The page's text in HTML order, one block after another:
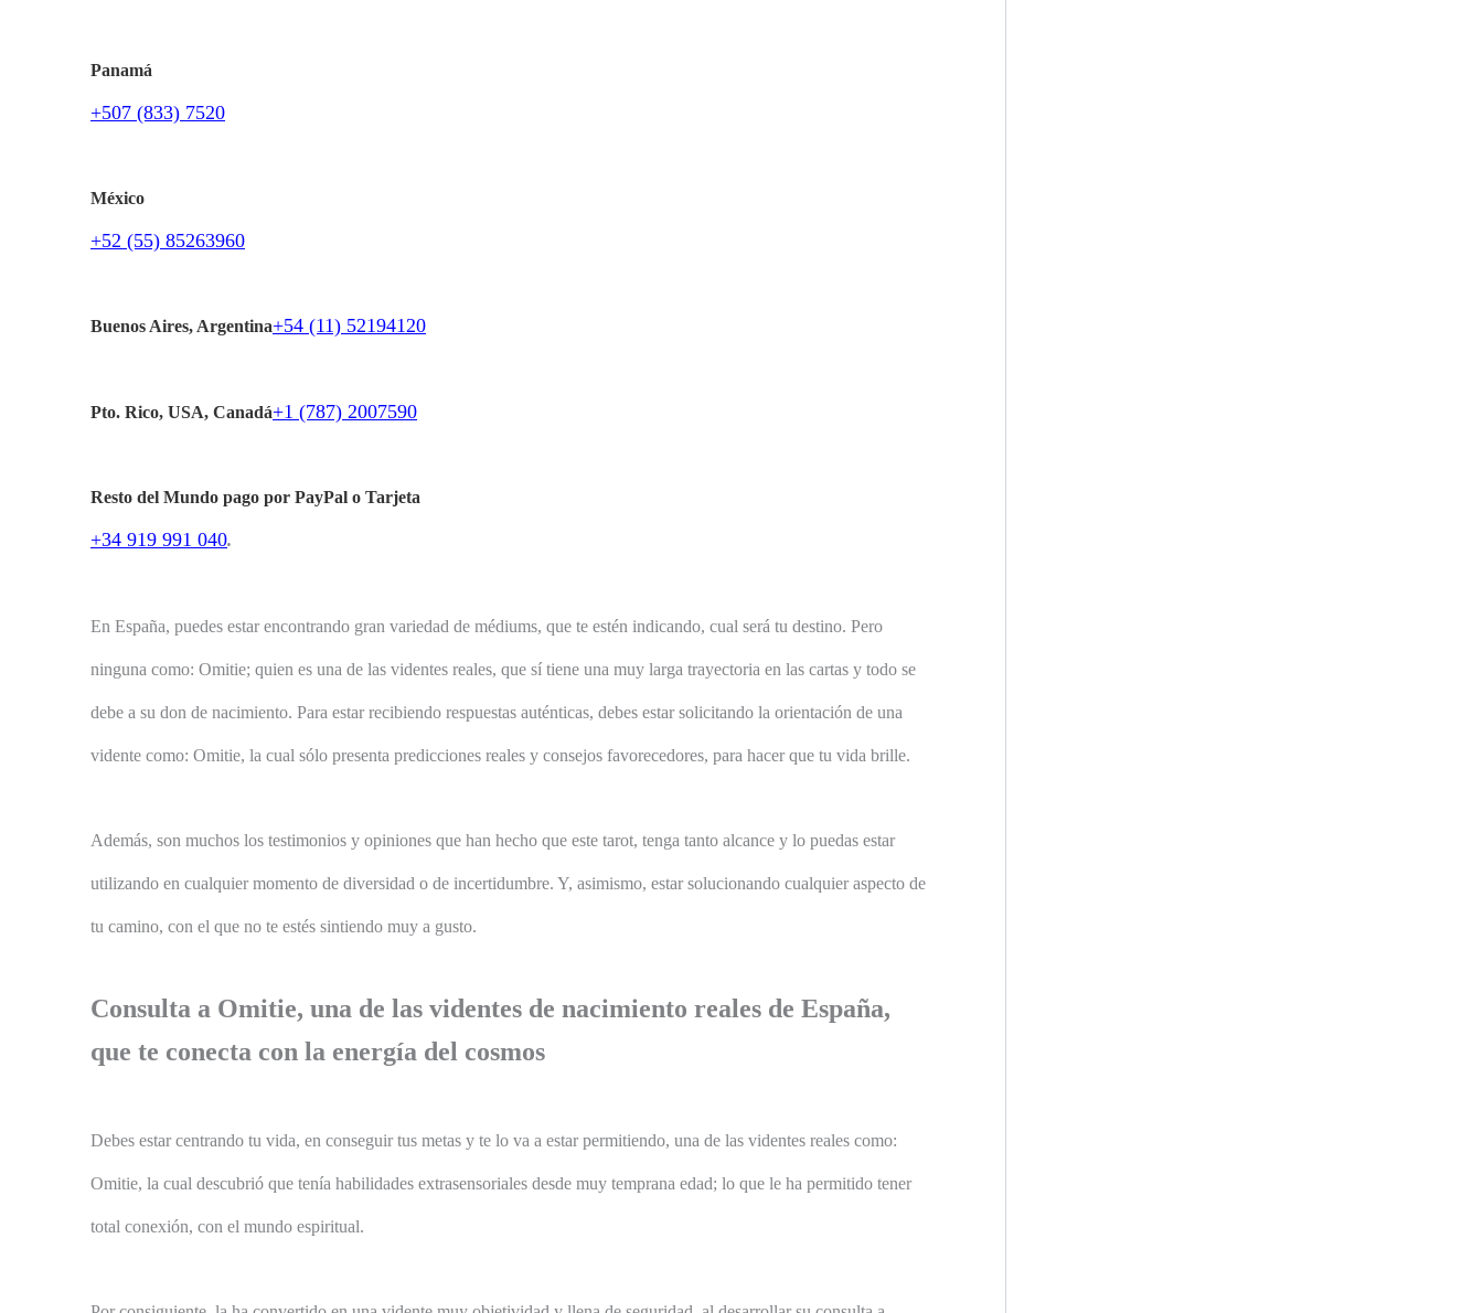
Panamá
+507 (833) 7520
México
+52 (55) 85263960
Buenos Aires, Argentina+54 (11) 52194120
Pto. Rico, USA, Canadá+1 (787) 2007590
Resto del Mundo pago por PayPal o Tarjeta
+34 919 991 040.
En España, puedes estar encontrando gran variedad de médiums, que te estén indicando, cual será tu destino. Pero
ninguna como: Omitie; quien es una de las videntes reales, que sí tiene una muy larga trayectoria en las cartas y todo se
debe a su don de nacimiento. Para estar recibiendo respuestas auténticas, debes estar solicitando la orientación de una
vidente como: Omitie, la cual sólo presenta predicciones reales y consejos favorecedores, para hacer que tu vida brille.
Además, son muchos los testimonios y opiniones que han hecho que este tarot, tenga tanto alcance y lo puedas estar
utilizando en cualquier momento de diversidad o de incertidumbre. Y, asimismo, estar solucionando cualquier aspecto de
tu camino, con el que no te estés sintiendo muy a gusto.
Consulta a Omitie, una de las videntes de nacimiento reales de España,
que te conecta con la energía del cosmos
Debes estar centrando tu vida, en conseguir tus metas y te lo va a estar permitiendo, una de las videntes reales como:
Omitie, la cual descubrió que tenía habilidades extrasensoriales desde muy temprana edad; lo que le ha permitido tener
total conexión, con el mundo espiritual.